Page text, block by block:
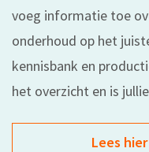
voeg informatie toe
onderhoud op het
kennisbank en
het overzicht en is
Lees